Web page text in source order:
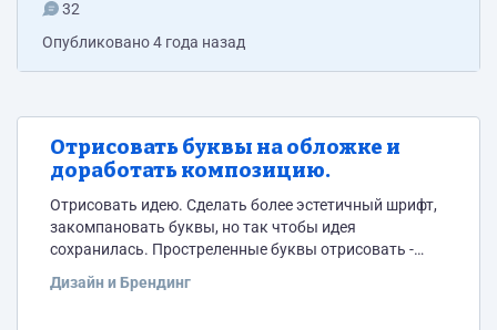
32
Опубликовано4 года назад
Отрисовать буквы на обложке и
доработать композицию.
Отрисовать идею. Сделать более эстетичный шрифт,
закомпановать буквы, но так чтобы идея
сохранилась. Простреленные буквы отрисовать -
Дизайн и Брендинг